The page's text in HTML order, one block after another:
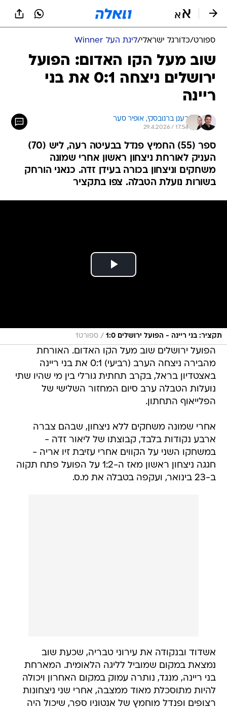
ספורט/כדורגל ישראלי/ליגת העל Winner
שוב מעל הקו האדום: הפועל
ירושלים ניצחה 0:1 את בני
ריינה
רענן ברנובסקי, אופיר סער
29.4.2026 / 17:54
ספר (55) החמיץ פנדל בבעיטה רעה, ליש (70)
העניק לאורחת ניצחון ראשון אחרי שמונה
משחקים וניצחון בכורה בעידן זדה. כנאני הורחק
בשורות נועלת הטבלה. צפו בתקציר
תקציר: בני ריינה - הפועל ירושלים 1:0 / ספורט1
הפועל ירושלים שוב מעל הקו האדום. האורחת
מהבירה ניצחה הערב (רביעי) 0:1 את בני ריינה
באצטדיון בראל, בקרב תחתית גורלי בין מי שהיו שתי
נועלות הטבלה ערב סיום המחזור השלישי של
הפלייאוף התחתון.
אחרי שמונה משחקים ללא ניצחון, שבהם צברה
ארבע נקודות בלבד, קבוצתו של ליאור זדה -
במשחקו השני על הקווים אחרי עזיבת זיו אריה -
חגגה ניצחון ראשון מאז ה-1:2 על הפועל פתח תקוה
ב-23 בינואר, ועקפה בטבלה את מ.ס.
אשדוד ובנקודה את עירוני טבריה, שכעת שוב
נמצאת במקום שמוביל לליגה הלאומית. המארחת
בני ריינה, מנגד, נותרה עמוק במקום האחרון ויכולה
להיות מתוסכלת מאוד ממצבה, אחרי שני ניצחונות
רצופים ופנדל מוחמץ של אנטוניו ספר, שיכול היה